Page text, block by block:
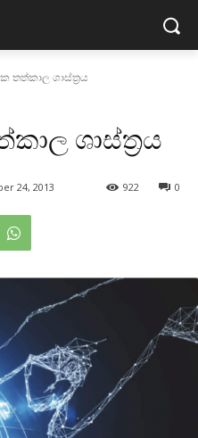
තත්කාල ශාස්‌ත්‍රය
ශාස්‌ත්‍රය
24, 2013 0
922